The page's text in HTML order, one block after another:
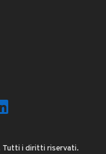
i diritti riservati.